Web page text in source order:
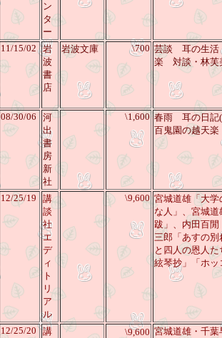
ン
タ
ー
11/15/02
岩
波
書
店
岩波文庫 \700 芸談 耳の生
楽 対談・林芙
08/30/06
河
出
書
房
新
社
\1,600 春雨 耳の日
百鬼園の越天
12/25/19
講
談
社
エ
デ
ィ
ト
リ
ア
ル
\9,600 宮城道雄「大
な人」、宮城
跋」、内田百
三郎「あすの
と四人の恩人
絃琴抄」「ホ
12/25/20
講
\9,600 宮城道雄・千